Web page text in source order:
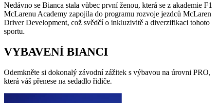
Nedávno se Bianca stala vůbec první ženou, která se z akademie F1
McLarenu Academy zapojila do programu rozvoje jezdců McLaren
Driver Development, což svědčí o inkluzivitě a diverzifikaci tohoto
sportu.
VYBAVENÍ BIANCI
Odemkněte si dokonalý závodní zážitek s výbavou na úrovni PRO,
která váš přenese na sedadlo řidiče.